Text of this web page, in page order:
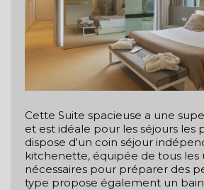
Cette Suite spacieuse a une
et est idéale pour les séjours les
dispose d'un coin séjour
kitchenette, équipée de tous les
nécessaires pour préparer des
type propose également un